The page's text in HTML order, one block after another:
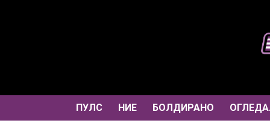
ПУЛС НИЕ БОЛДИРАНО